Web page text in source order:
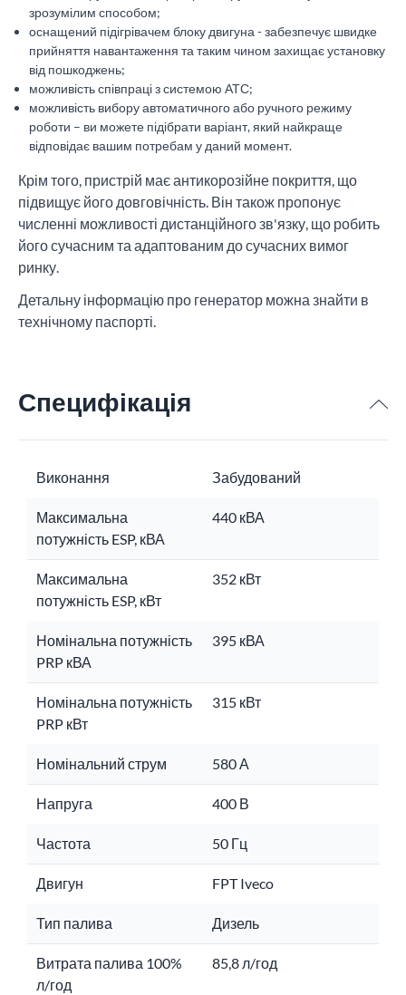
зрозумілим способом;
оснащений підігрівачем блоку двигуна - забезпечує швидке
прийняття навантаження та таким чином захищає установку
від пошкоджень;
можливість співпраці з системою АТС;
можливість вибору автоматичного або ручного режиму
роботи – ви можете підібрати варіант, який найкраще
відповідає вашим потребам у даний момент.
Крім того, пристрій має антикорозійне покриття, що
підвищує його довговічність. Він також пропонує
численні можливості дистанційного зв'язку, що робить
його сучасним та адаптованим до сучасних вимог
ринку.
Детальну інформацію про генератор можна знайти в
технічному паспорті.
Специфікація
Виконання Забудований
Максимальна
потужність ESP, кВА
440 кВА
Максимальна
потужність ESP, кВт
352 кВт
Номінальна потужність
PRP кВА
395 кВА
Номінальна потужність
PRP кВт
315 кВт
Номінальний струм 580 А
Напруга 400 В
Частота 50 Гц
Двигун FPT Iveco
Тип палива Дизель
Витрата палива 100%
л/год
85,8 л/год